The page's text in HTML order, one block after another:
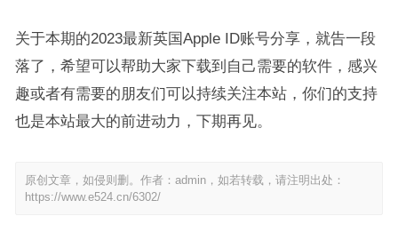
关于本期的2023最新英国Apple ID账号分享，就告一段
落了，希望可以帮助大家下载到自己需要的软件，感兴
趣或者有需要的朋友们可以持续关注本站，你们的支持
也是本站最大的前进动力，下期再见。
原创文章，如侵则删。作者：admin，如若转载，请注明出处：
https://www.e524.cn/6302/